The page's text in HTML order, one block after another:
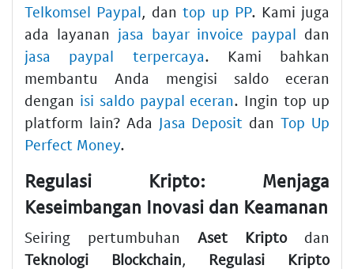
Telkomsel Paypal, dantop up PP. Kami juga
ada layanan jasa bayar invoice paypal dan
jasa paypal terpercaya. Kami bahkan
membantu Anda mengisi saldo eceran
dengan isi saldo paypal eceran. Ingin top up
platform lain? Ada Jasa Deposit danTop Up
Perfect Money.
Regulasi Kripto: Menjaga
Keseimbangan Inovasi dan Keamanan
Seiring pertumbuhan Aset Kriptodan
Teknologi Blockchain, Regulasi Kripto